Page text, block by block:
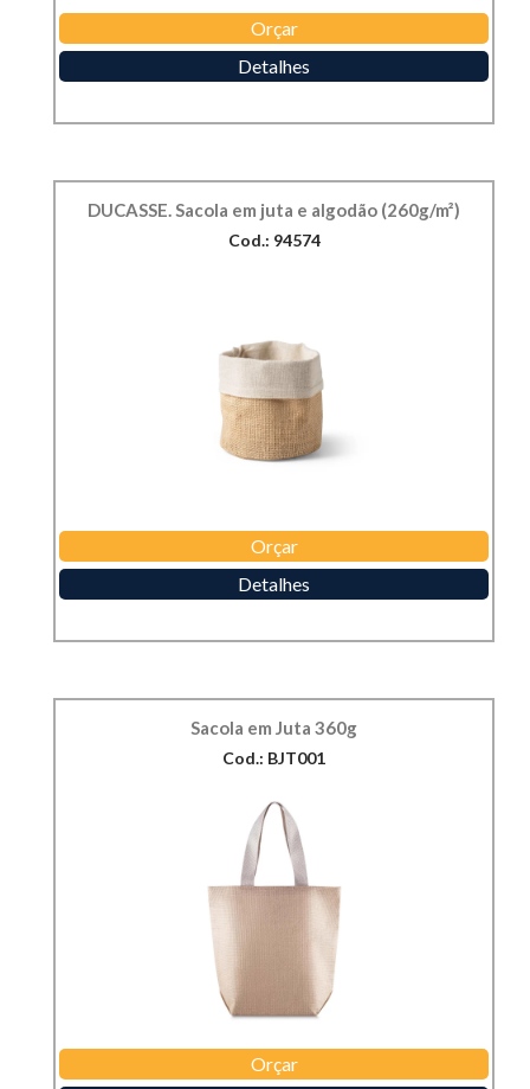
Orçar
Detalhes
DUCASSE. Sacola em juta e algodão (260g/m²)
Cod.: 94574
Orçar
Detalhes
Sacola em Juta 360g
Cod.: BJT001
Orçar